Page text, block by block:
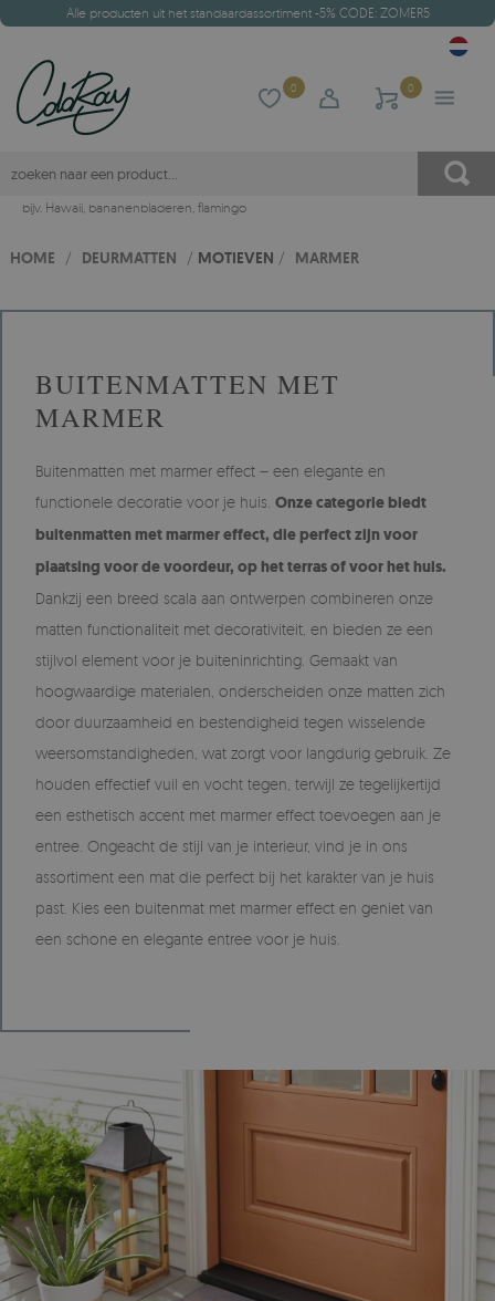
Alle producten uit het standaardassortiment -5% CODE: ZOMER5
0 0
bijv. Hawaii, bananenbladeren, flamingo
HOME / DEURMATTEN / MOTIEVEN / MARMER
BUITENMATTEN MET
MARMER
Buitenmatten met marmer effect – een elegante en
functionele decoratie voor je huis. Onze categorie biedt
buitenmatten met marmer effect, die perfect zijn voor
plaatsing voor de voordeur, op het terras of voor het huis.
Dankzij een breed scala aan ontwerpen combineren onze
matten functionaliteit met decorativiteit, en bieden ze een
stijlvol element voor je buiteninrichting. Gemaakt van
hoogwaardige materialen, onderscheiden onze matten zich
door duurzaamheid en bestendigheid tegen wisselende
weersomstandigheden, wat zorgt voor langdurig gebruik. Ze
houden effectief vuil en vocht tegen, terwijl ze tegelijkertijd
een esthetisch accent met marmer effect toevoegen aan je
entree. Ongeacht de stijl van je interieur, vind je in ons
assortiment een mat die perfect bij het karakter van je huis
past. Kies een buitenmat met marmer effect en geniet van
een schone en elegante entree voor je huis.